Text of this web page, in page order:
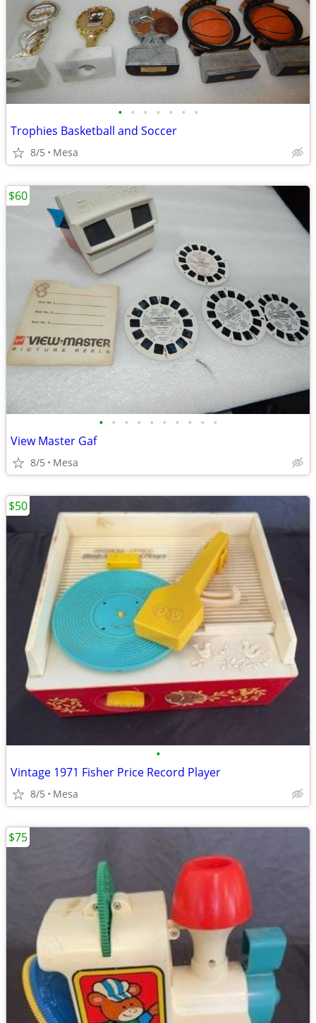
• • • • • • •
Trophies Basketball and Soccer
8/5 Mesa
• • • • • • • • • •
View Master Gaf
8/5 Mesa
$60
•
Vintage 1971 Fisher Price Record Player
8/5 Mesa
$50
$75